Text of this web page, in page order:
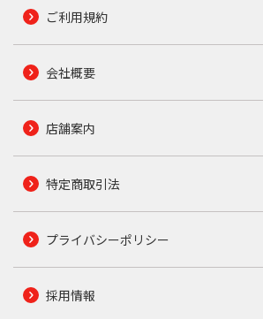
ご利用規約
会社概要
店舗案内
特定商取引法
プライバシーポリシー
採用情報